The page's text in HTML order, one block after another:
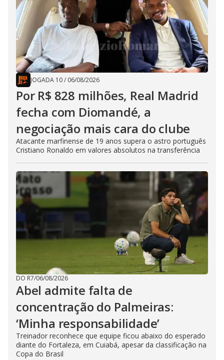
JOGADA 10/ 06/08/2026
Por R$ 828 milhões, Real Madrid
fecha com Diomandé, a
negociação mais cara do clube
Atacante marfinense de 19 anos supera o astro português
Cristiano Ronaldo em valores absolutos na transferência
DO R7/06/08/2026
Abel admite falta de
concentração do Palmeiras:
‘Minha responsabilidade’
Treinador reconhece que equipe ficou abaixo do esperado
diante do Fortaleza, em Cuiabá, apesar da classificação na
Copa do Brasil